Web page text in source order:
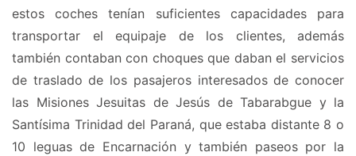
estos coches tenían suficientes capacidades para
transportar el equipaje de los clientes, además
también contaban con choques que daban el servicios
de traslado de los pasajeros interesados de conocer
las Misiones Jesuitas de Jesús de Tabarabgue y la
Santísima Trinidad del Paraná, que estaba distante 8 o
10 leguas de Encarnación y también paseos por la